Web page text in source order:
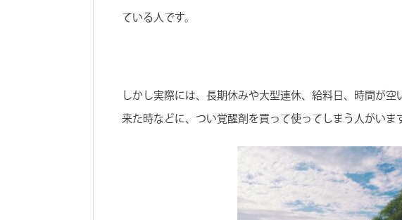
ている人です。
しかし実際には、長期休みや大型連休、給料日、時間が
来た時などに、つい覚醒剤を買って使ってしまう人がいま